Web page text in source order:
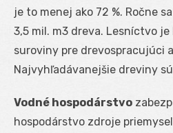
je to menej ako 72 %. Ročne
3,5 mil. m3 dreva. Lesníctvo
suroviny pre drevospracujúci
Najvyhľadávanejšie dreviny
Vodné hospodárstvo
hospodárstvo zdroje